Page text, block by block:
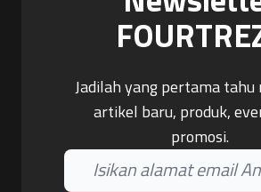
Jadilah yang pertama tahu
artikel baru, produk,
promosi.